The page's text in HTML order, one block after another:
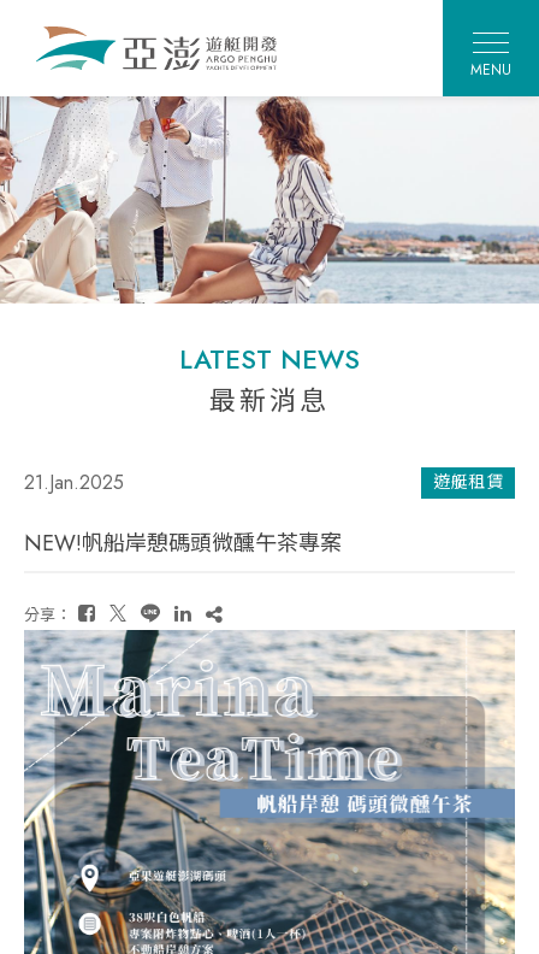
MENU
LATEST NEWS
最新消息
21.Jan.2025 遊艇租賃
NEW!帆船岸憩碼頭微醺午茶專案
分享：